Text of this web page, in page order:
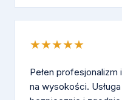
★★★★★
Pełen
na wysokości.